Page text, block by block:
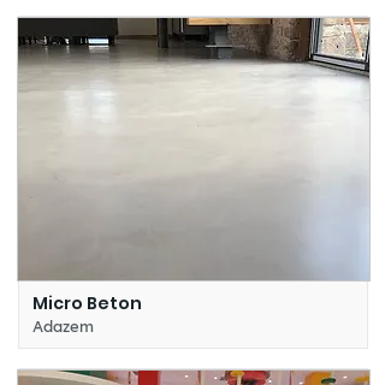
Micro Beton
Adazem